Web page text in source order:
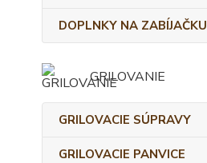
DOPLNKY NA ZABÍJAČKU
GRILOVANIE
GRILOVACIE SÚPRAVY
GRILOVACIE PANVICE